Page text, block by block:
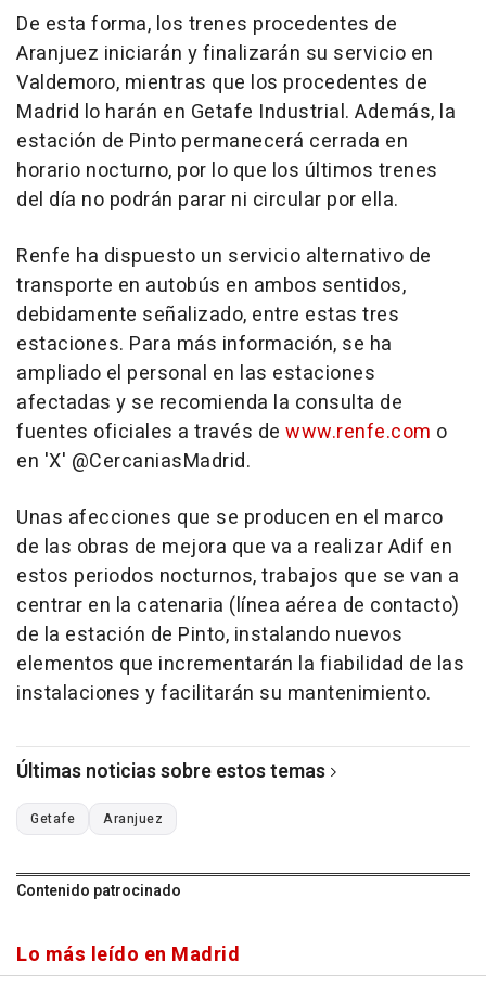
De esta forma, los trenes procedentes de
Aranjuez iniciarán y finalizarán su servicio en
Valdemoro, mientras que los procedentes de
Madrid lo harán en Getafe Industrial. Además, la
estación de Pinto permanecerá cerrada en
horario nocturno, por lo que los últimos trenes
del día no podrán parar ni circular por ella.
Renfe ha dispuesto un servicio alternativo de
transporte en autobús en ambos sentidos,
debidamente señalizado, entre estas tres
estaciones. Para más información, se ha
ampliado el personal en las estaciones
afectadas y se recomienda la consulta de
fuentes oficiales a través de www.renfe.com o
en 'X' @CercaniasMadrid.
Unas afecciones que se producen en el marco
de las obras de mejora que va a realizar Adif en
estos periodos nocturnos, trabajos que se van a
centrar en la catenaria (línea aérea de contacto)
de la estación de Pinto, instalando nuevos
elementos que incrementarán la fiabilidad de las
instalaciones y facilitarán su mantenimiento.
Últimas noticias sobre estos temas
Getafe Aranjuez
Contenido patrocinado
Lo más leído en Madrid